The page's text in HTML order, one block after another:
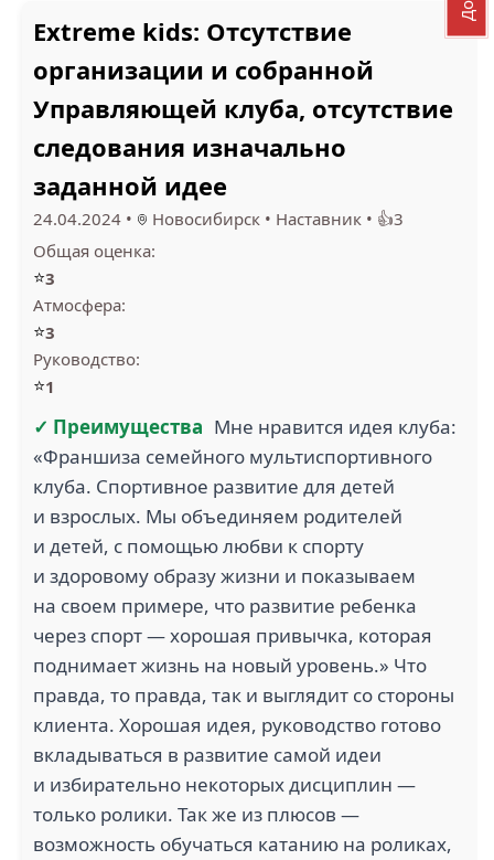
Extreme kids: Отсутствие
организации и собранной
Управляющей клуба, отсутствие
следования изначально
заданной идее
24.04.2024 • Новосибирск • Наставник • 👍3
Общая оценка:
⭐3
Атмосфера:
⭐3
Руководство:
⭐1
✓ Преимущества Мне нравится идея клуба:
«Франшиза семейного мультиспортивного
клуба. Спортивное развитие для детей
и взрослых. Мы объединяем родителей
и детей, с помощью любви к спорту
и здоровому образу жизни и показываем
на своем примере, что развитие ребенка
через спорт — хорошая привычка, которая
поднимает жизнь на новый уровень.» Что
правда, то правда, так и выглядит со стороны
клиента. Хорошая идея, руководство готово
вкладываться в развитие самой идеи
и избирательно некоторых дисциплин —
только ролики. Так же из плюсов —
возможность обучаться катанию на роликах,